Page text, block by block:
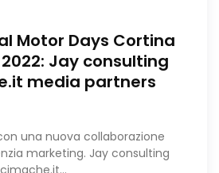
Motor Days Cortina
2022: Jay consulting
media partners
una nuova collaborazione
marketing. Jay consulting